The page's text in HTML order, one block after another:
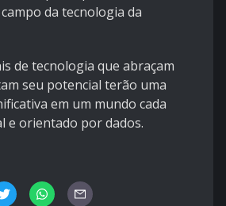
da tecnologia da
de tecnologia que abraçam
seu potencial terão uma
em um mundo cada
e orientado por dados.